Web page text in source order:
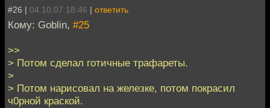
#26 | 04.10.07 18:46 | ответить
Кому: Goblin, #25
>>
> Потом сделал готичные трафареты.
>
> Потом нарисовал на железке, потом покрасил
ч0рной краской.